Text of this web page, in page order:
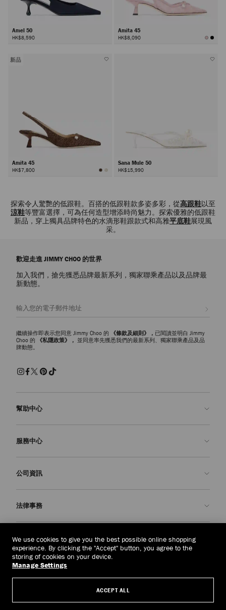
Amel 50
HK$8,590
Amita 45
HK$8,090
新品
Amita 45
HK$7,800
Sana Mule 50
HK$15,990
頁
探索令人驚艷的低跟鞋。百搭的低跟鞋款多姿多彩，從高跟鞋以至
涼鞋等豐富選擇，可為任何造型增添時尚魅力。探索優雅的低跟鞋
新品，穿上獨具品牌特色的水滴形鞋跟款式和高雅平底鞋展現風
采。
歡迎走進 JIMMY CHOO 的世界
加入我們，搶先獲悉品牌最新系列，獨家聯乘產品以及品牌最
新動態。
繼續操作即表示您同意 Jimmy Choo 的 《條款及細則》， 已閱讀並明白 Jimmy
Choo 的
《私隱政策》， 並同意率先獲悉我們的最新系列、獨家聯乘產品及品
牌動態。
幫助中心
常見問題解答
申請退貨
送貨
服務中心
定制服務
保修服務
公司資訊
我們的歷史
我們的影響與責任
我們的影響
匠心工藝
法律事務
條款與條件
被遺忘權
主體存取請求表
中國台灣(HK$)
We use cookies to give you the best possible online shopping
experience. By clicking the "Accept" button, you agree to the
storing of cookies on your device.
Manage Settings
ACCEPT ALL